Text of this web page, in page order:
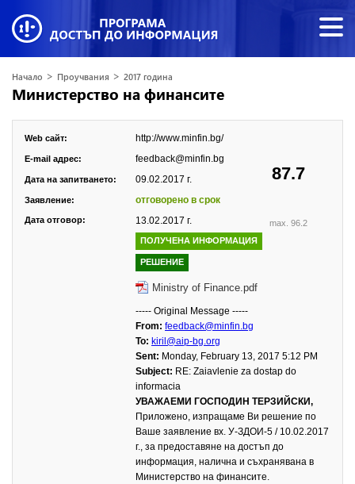
Начало > Проучвания > 2017 година
Министерство на финансите
87.7
max. 96.2
Web сайт: http://www.minfin.bg/
E-mail адрес: feedback@minfin.bg
Дата на запитването: 09.02.2017 г.
Заявление: отговорено в срок
Дата отговор: 13.02.2017 г.
ПОЛУЧЕНА ИНФОРМАЦИЯ
РЕШЕНИЕ
Ministry of Finance.pdf
----- Original Message -----
From: feedback@minfin.bg
To: kiril@aip-bg.org
Sent: Monday, February 13, 2017 5:12 PM
Subject: RE: Zaiavlenie za dostap do
informacia
УВАЖАЕМИ ГОСПОДИН ТЕРЗИЙСКИ,
Приложено, изпращаме Ви решение по
Ваше заявление вх. У-ЗДОИ-5 / 10.02.2017
г., за предоставяне на достъп до
информация, налична и съхранявана в
Министерство на финансите.